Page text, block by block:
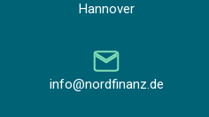
Hannover
info@nordfinanz.de